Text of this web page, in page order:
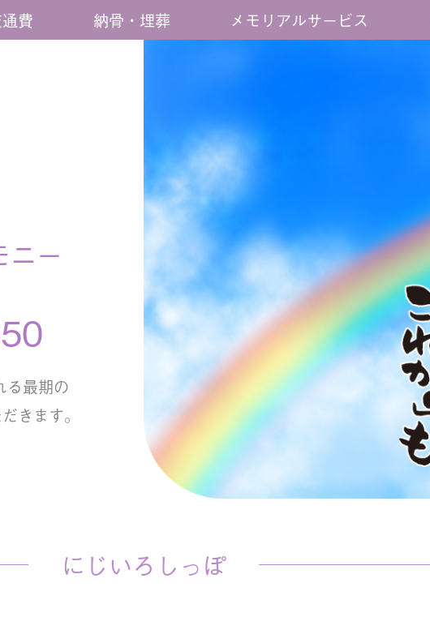
費 納骨・埋葬 メモリアルサービス
ニー
る最期の
きます。
にじいろしっぽ